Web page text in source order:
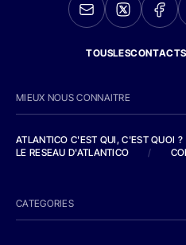
MIEUX NOUS CONNAITRE
ATLANTICO C'EST QUI, C'EST QUOI ?
LE RESEAU D'ATLANTICO
/
CATEGORIES